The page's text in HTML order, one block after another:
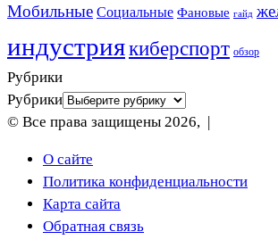
Мобильные Социальные Фановые гайд
индустриякиберспорт обзор
Рубрики
Рубрики
© Все права защищены 2026, |
О сайте
Политика конфиденциальности
Карта сайта
Обратная связь